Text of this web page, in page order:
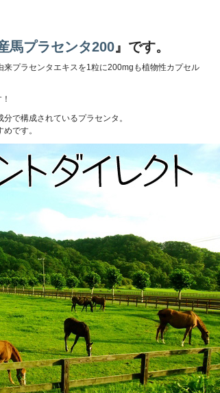
馬プラセンタ200』です。
プラセンタエキスを1粒に200mgも植物性カプセル
で構成されているプラセンタ。
です。